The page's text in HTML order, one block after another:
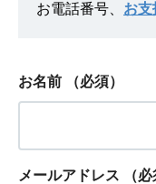
お電話番号、 お支
お名前 （必須）
メールアドレス （必